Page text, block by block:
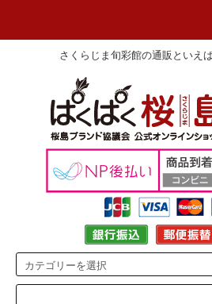
さくらじま旬彩館の通販といえ